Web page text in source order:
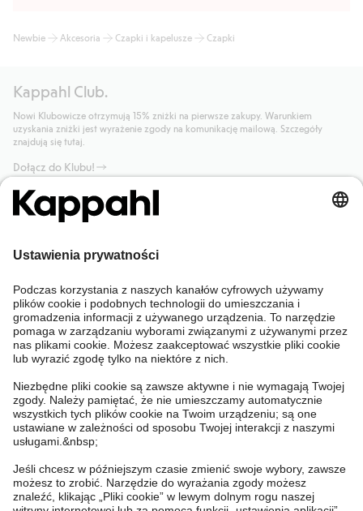
Newbie Akcesoria Czapki i kapelusze Czapki
Kappahl Club.
Nowi Klubowicze otrzymują 15% zniżki na pierwsze zakupy. Warunkiem
uzyskania zniżki jest wyrażenie zgody na komunikację mailową. Szczegóły
znajdują się tutaj.
Dołącz do Klubu!
Potrzebujesz pomocy?
Sklep internetowy
Częste pytania
Twoje zamówienie
Skontaktuj się z nami
Znajdź sklep
Kappahl Club
Mój profil
Kappahl Club
Warunki członkostwa
O nas
O Kappahl Group
Zrównoważony rozwój
Warunki i zasady
Ogólne warunki zakupu
Więcej od nas